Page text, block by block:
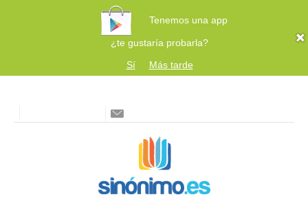
Tenemos una app
¿te gustaría probarla?
Sí
Más tarde